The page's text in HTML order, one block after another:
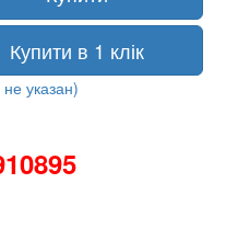
Купити в 1 клік
указан)